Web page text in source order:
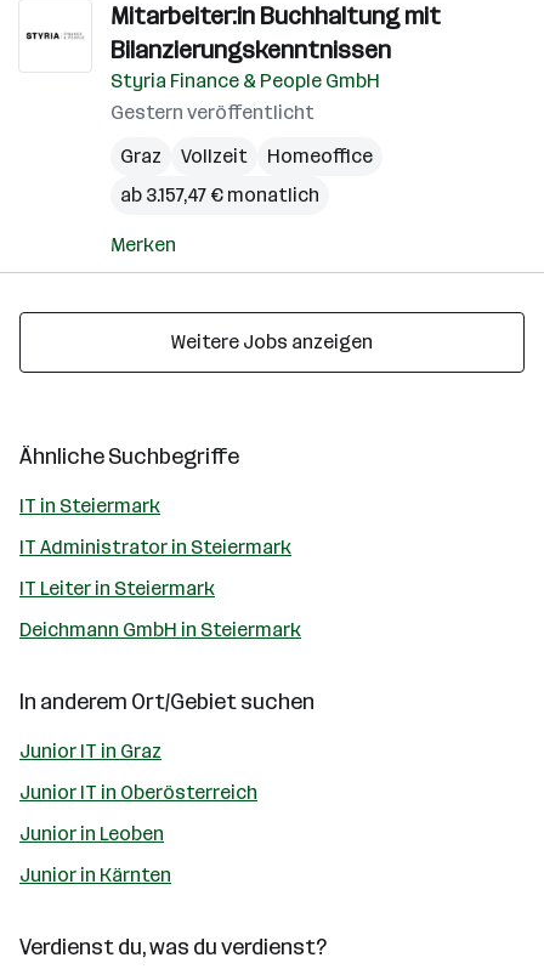
Mitarbeiter:in Buchhaltung mit
Bilanzierungskenntnissen
Styria Finance & People GmbH
Gestern veröffentlicht
Graz
Vollzeit
Homeoffice
ab 3.157,47 € monatlich
Merken
Weitere Jobs anzeigen
Ähnliche Suchbegriffe
IT in Steiermark
IT Administrator in Steiermark
IT Leiter in Steiermark
Deichmann GmbH in Steiermark
In anderem Ort/Gebiet suchen
Junior IT in Graz
Junior IT in Oberösterreich
Junior in Leoben
Junior in Kärnten
Verdienst du, was du verdienst?